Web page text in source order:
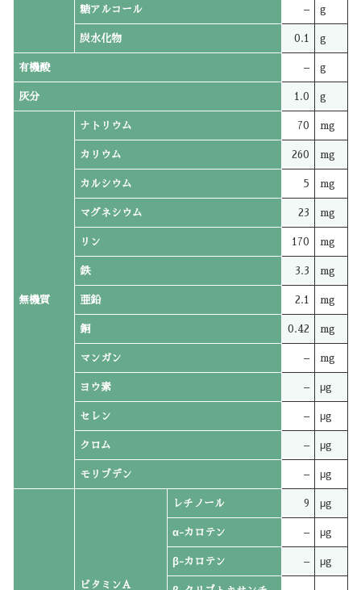
糖アルコール – g
炭水化物 0.1 g
有機酸 – g
灰分 1.0 g
無機質
ナトリウム 70 mg
カリウム 260 mg
カルシウム 5 mg
マグネシウム 23 mg
リン 170 mg
鉄 3.3 mg
亜鉛 2.1 mg
銅 0.42 mg
マンガン – mg
ヨウ素 – μg
セレン – μg
クロム – μg
モリブデン – μg
ビタミンA
レチノール 9 μg
α-カロテン – μg
β-カロテン – μg